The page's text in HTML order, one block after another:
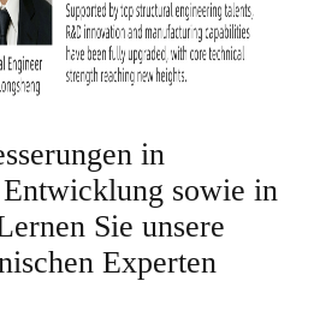
in
sowie in
Sie unsere
Experten